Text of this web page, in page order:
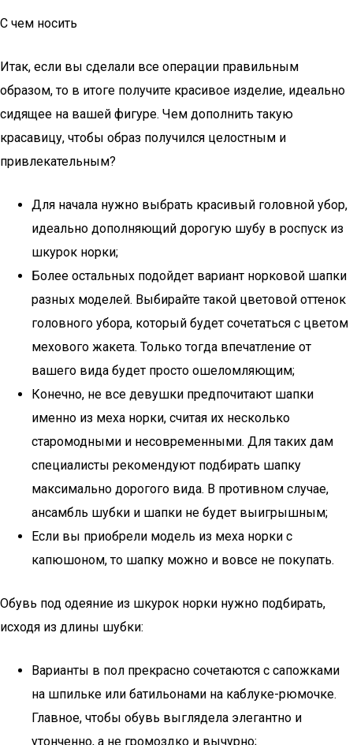
С чем носить
Итак, если вы сделали все операции правильным
образом, то в итоге получите красивое изделие, идеально
сидящее на вашей фигуре. Чем дополнить такую
красавицу, чтобы образ получился целостным и
привлекательным?
Для начала нужно выбрать красивый головной убор,
идеально дополняющий дорогую шубу в роспуск из
шкурок норки;
Более остальных подойдет вариант норковой шапки
разных моделей. Выбирайте такой цветовой оттенок
головного убора, который будет сочетаться с цветом
мехового жакета. Только тогда впечатление от
вашего вида будет просто ошеломляющим;
Конечно, не все девушки предпочитают шапки
именно из меха норки, считая их несколько
старомодными и несовременными. Для таких дам
специалисты рекомендуют подбирать шапку
максимально дорогого вида. В противном случае,
ансамбль шубки и шапки не будет выигрышным;
Если вы приобрели модель из меха норки с
капюшоном, то шапку можно и вовсе не покупать.
Обувь под одеяние из шкурок норки нужно подбирать,
исходя из длины шубки:
Варианты в пол прекрасно сочетаются с сапожками
на шпильке или батильонами на каблуке-рюмочке.
Главное, чтобы обувь выглядела элегантно и
утонченно, а не громоздко и вычурно;